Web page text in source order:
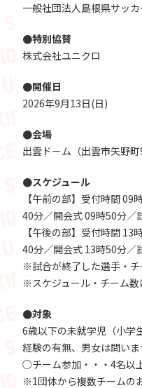
一般社団法人島根県サッ
●特別協賛
株式会社ユニクロ
●開催日
2026年9月13日(日)
●会場
出雲ドーム（出雲市矢野町
●スケジュール
【午前の部】受付時間
40分／開会式 09時50分／
【午後の部】受付時間
40分／開会式 13時50分／
※試合が終了した選手・チ
※スケジュール・チーム数
●対象
6歳以下の未就学児（小学
経験の有無、男女は問いま
○チーム参加・・・4名以
※1団体から複数チームの